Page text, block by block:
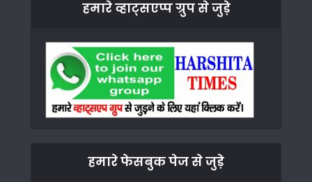
हमारे व्हाट्सएप्प ग्रुप से जुड़े
हमारे फेसबुक पेज से जुड़े